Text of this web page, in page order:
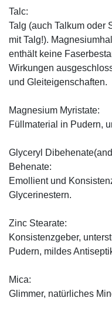
Talc:
Talg (auch Talkum oder
mit Talg!).
enthält keine
Wirkungen
und Gleiteigenschaften.
Magnesium Myristate:
Füllmaterial in Pudern,
Glyceryl
Behenate:
Emollient und
Glycerinestern.
Zinc Stearate:
Konsistenzgeber,
Pudern, mildes
Mica:
Glimmer, natürliches